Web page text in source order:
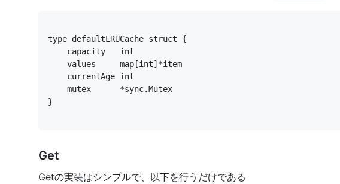
}
Get
Getの実装はシンプルで、以下を行うだけである